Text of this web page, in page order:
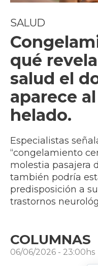
SALUD
qué
salud el
aparece
helado.
Especialistas
“congelamiento
molestia pasajera
también podría
predisposición a
trastornos
COLUMNAS
06/06/2026 - 23:00hs